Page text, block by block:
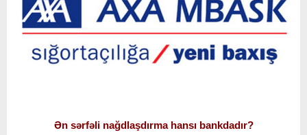
Ən sərfəli nağdlaşdırma hansı bankdadır?